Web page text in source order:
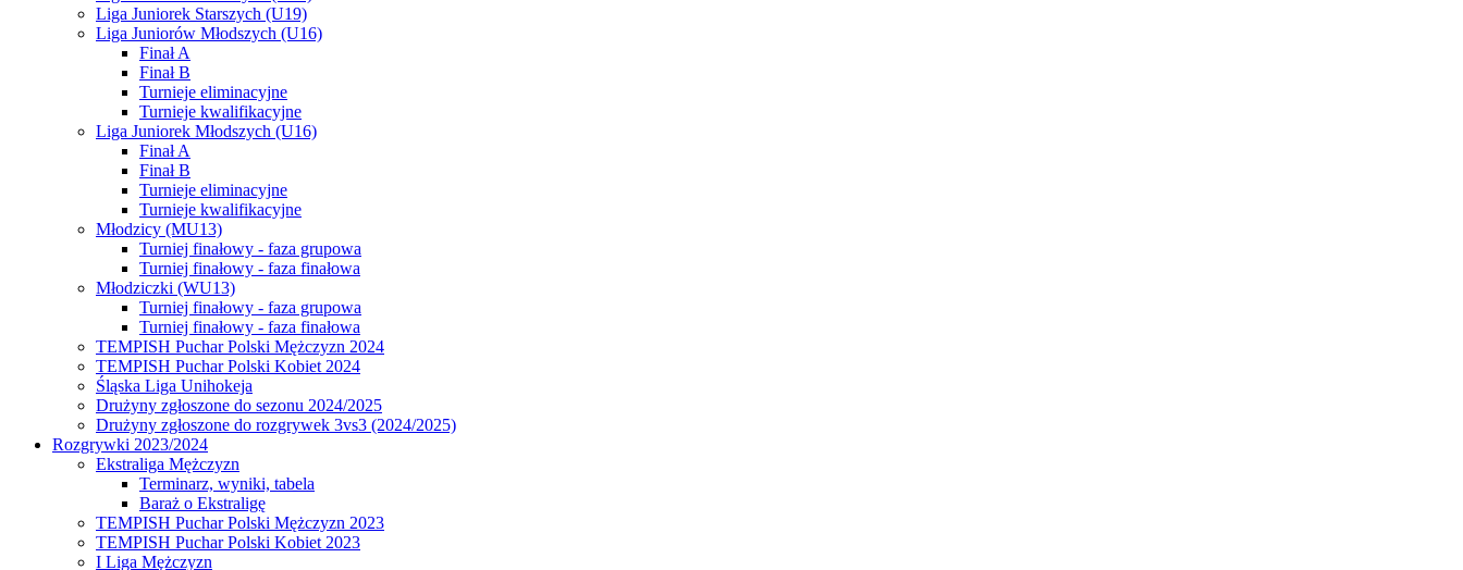
Liga Juniorek Starszych (U19)
Liga Juniorów Młodszych (U16)
Finał A
Finał B
Turnieje eliminacyjne
Turnieje kwalifikacyjne
Liga Juniorek Młodszych (U16)
Finał A
Finał B
Turnieje eliminacyjne
Turnieje kwalifikacyjne
Młodzicy (MU13)
Turniej finałowy - faza grupowa
Turniej finałowy - faza finałowa
Młodziczki (WU13)
Turniej finałowy - faza grupowa
Turniej finałowy - faza finałowa
TEMPISH Puchar Polski Mężczyzn 2024
TEMPISH Puchar Polski Kobiet 2024
Śląska Liga Unihokeja
Drużyny zgłoszone do sezonu 2024/2025
Drużyny zgłoszone do rozgrywek 3vs3 (2024/2025)
Rozgrywki 2023/2024
Ekstraliga Mężczyzn
Terminarz, wyniki, tabela
Baraż o Ekstraligę
TEMPISH Puchar Polski Mężczyzn 2023
TEMPISH Puchar Polski Kobiet 2023
I Liga Mężczyzn